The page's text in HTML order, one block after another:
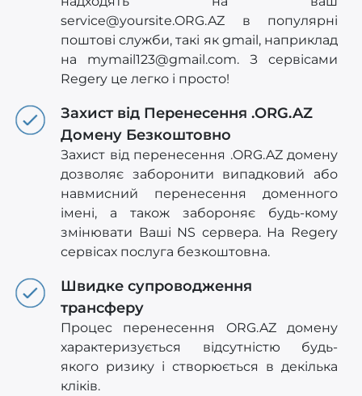
service@yoursite.ORG.AZ в популярні
поштові служби, такі як gmail, наприклад
на mymail123@gmail.com. З сервісами
Regery це легко і просто!
Захист від Перенесення .ORG.AZ
Домену Безкоштовно
Захист від перенесення .ORG.AZ домену
дозволяє заборонити випадковий або
навмисний перенесення доменного
імені, а також забороняє будь-кому
змінювати Ваші NS сервера. На Regery
сервісах послуга безкоштовна.
Швидке супроводження
трансферу
Процес перенесення ORG.AZ домену
характеризується відсутністю будь-
якого ризику і створюється в декілька
кліків.